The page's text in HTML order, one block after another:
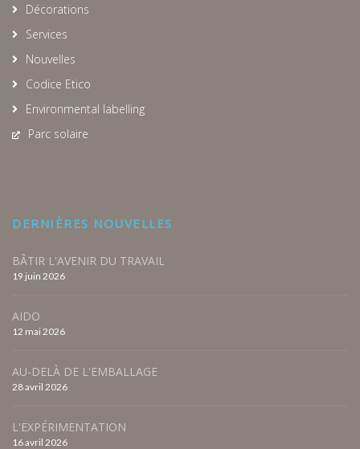
Décorations
Services
Nouvelles
Codice Etico
Environmental labelling
Parc solaire
DERNIÈRES NOUVELLES
BÂTIR L'AVENIR DU TRAVAIL
19 juin 2026
AIDO
12 mai 2026
AU-DELÀ DE L'EMBALLAGE
28 avril 2026
L'EXPÉRIMENTATION
16 avril 2026